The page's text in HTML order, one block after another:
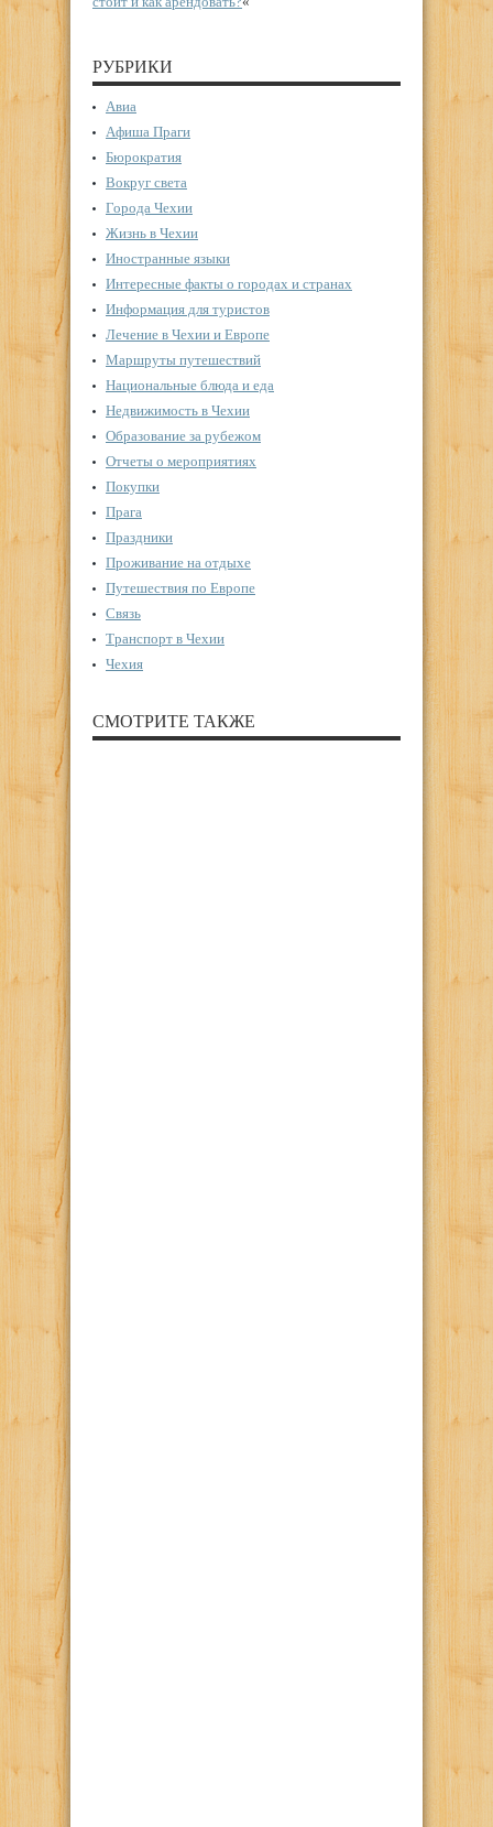
РУБРИКИ
Авиа
Афиша Праги
Бюрократия
Вокруг света
Города Чехии
Жизнь в Чехии
Иностранные языки
Интересные факты о городах и странах
Информация для туристов
Лечение в Чехии и Европе
Маршруты путешествий
Национальные блюда и еда
Недвижимость в Чехии
Образование за рубежом
Отчеты о мероприятиях
Покупки
Прага
Праздники
Проживание на отдыхе
Путешествия по Европе
Связь
Транспорт в Чехии
Чехия
СМОТРИТЕ ТАКЖЕ